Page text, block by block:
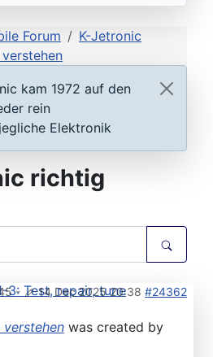
Jetronic: Test and tune
Test, repair, tune
Forum
K-Jetronic
kam 1972 auf den
rein
Elektronik
richtig
- 14 Dec 2025 20:38 #24362
was created by